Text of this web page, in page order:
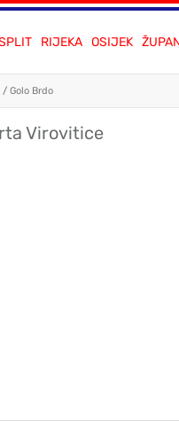
RIJEKA OSIJEK
/ Golo Brdo
Virovitice